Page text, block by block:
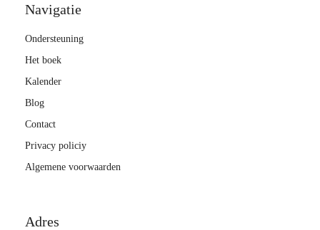
Navigatie
Ondersteuning
Het boek
Kalender
Blog
Contact
Privacy policiy
Algemene voorwaarden
Adres